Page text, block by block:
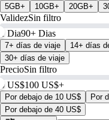
5GB+ 10GB+ 20GB+
ValidezSin filtro
1 Dia90+ Dias
7+ días de viaje 14+ días
30+ días de viaje
PrecioSin filtro
0 US$100 US$+
Por debajo de 10 US$ Por
Por debajo de 40 US$